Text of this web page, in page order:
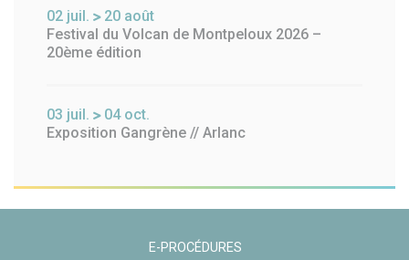
02 juil. 20 août
Festival du Volcan de Montpeloux 2026 –
20ème édition
03 juil. 04 oct.
Exposition Gangrène // Arlanc
E-PROCÉDURES